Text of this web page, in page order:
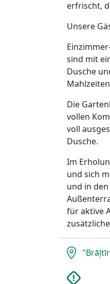
erfrischt,
Unsere
sind mit
Dusche
Die
vollen
voll
Dusche.
Im
und sich
und in
für aktive